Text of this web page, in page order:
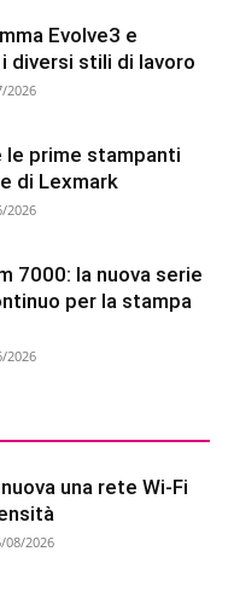
Evolve3 e
diversi stili di lavoro
2026
prime stampanti
di Lexmark
2026
7000: la nuova serie
per la stampa
2026
una rete Wi-Fi
08/2026